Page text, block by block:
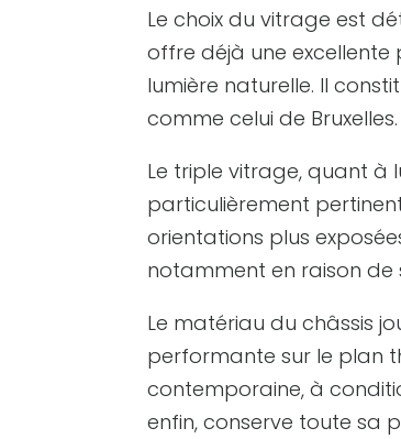
Le choix du vitrage est
offre déjà une
lumière naturelle. Il
comme celui de Bruxelles.
Le triple vitrage, quant à
particulièrement
orientations plus
notamment en raison de
Le matériau du châssis
performante sur le plan
contemporaine, à
enfin, conserve toute sa